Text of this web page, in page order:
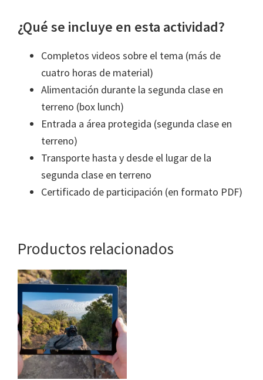
¿Qué se incluye en esta actividad?
Completos videos sobre el tema (más de
cuatro horas de material)
Alimentación durante la segunda clase en
terreno (box lunch)
Entrada a área protegida (segunda clase en
terreno)
Transporte hasta y desde el lugar de la
segunda clase en terreno
Certificado de participación (en formato PDF)
Productos relacionados